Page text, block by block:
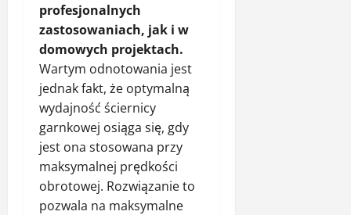
profesjonalnych
zastosowaniach, jak i w
domowych projektach.
Wartym odnotowania jest
jednak fakt, że optymalną
wydajność ściernicy
garnkowej osiąga się, gdy
jest ona stosowana przy
maksymalnej prędkości
obrotowej. Rozwiązanie to
pozwala na maksymalne